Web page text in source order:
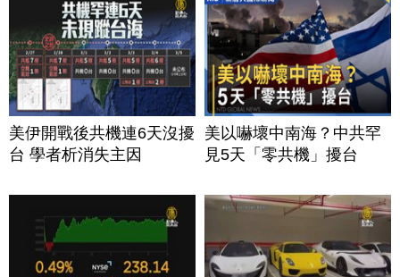
美伊開戰後共機連6天沒擾
台 學者析消失主因
美以嚇壞中南海？中共罕
見5天「零共機」擾台